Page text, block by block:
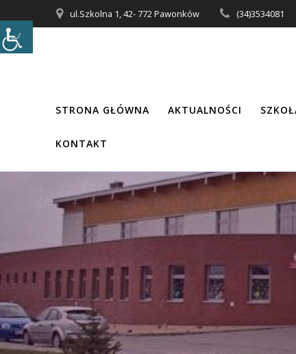
do
treści
ul.Szkolna 1, 42- 772 Pawonków (34)3534081
STRONA GŁÓWNA AKTUALNOŚCI
KONTAKT